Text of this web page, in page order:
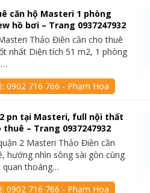
căn hộ Masteri 1 phòng
hồ bơi – Trang 0937247932
Thảo Điền cần cho thuê
nhất Diện tích 51 m2, 1 phòng
0902 716 766 - Phạm Hoa
2 pn tại Masteri, full nội thất
thuê – Trang 0937247932
2 Masteri Thảo Điền cần
hướng nhìn sông sài gòn cùng
quan thoáng…
0902 716 766 - Phạm Hoa